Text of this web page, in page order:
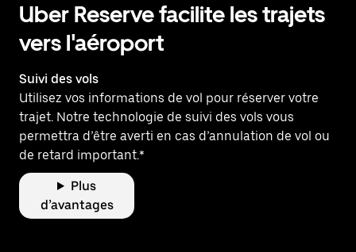
Uber Reserve facilite les trajets
vers l'aéroport
Suivi des vols
Utilisez vos informations de vol pour réserver votre
trajet. Notre technologie de suivi des vols vous
permettra d’être averti en cas d’annulation de vol ou
de retard important.*
Plus
d’avantages